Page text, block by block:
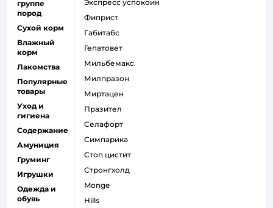
группе
пород
Сухой корм
Влажный
корм
Лакомства
Популярные
товары
Уход и
гигиена
Содержание
Амуниция
Груминг
Игрушки
Одежда и
обувь
экспресс успокоин
фиприст
габитабс
гепатовет
мильбемакс
милпразон
миртацен
празител
селафорт
симпарика
стоп цистит
стронгхолд
monge
hills